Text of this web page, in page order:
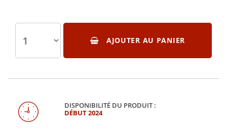
DISPONIBILITÉ DU PRODUIT :
DÉBUT 2024
AJOUTER AU PANIER